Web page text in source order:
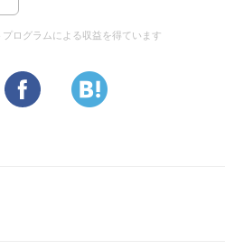
ログラムによる収益を得ています